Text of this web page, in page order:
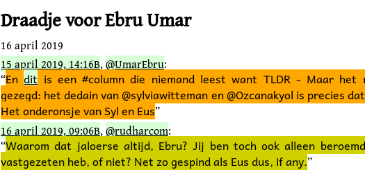
Draadje voor Ebru Umar
16 april 2019
15 april 2019, 14:16B,@UmarEbru:
“Endit is een #column die niemand leest want TLDR - Maar het
gezegd: het dedain van @sylviawitteman en @Ozcanakyol is precies
Het onderonsje van Syl en Eus”
16 april 2019, 09:06B,@rudharcom:
“Waarom dat jaloerse altijd, Ebru?Jij ben toch ook alleen beroemd
vastgezeten heb, of niet? Net zo gespind als Eus dus, if any.”